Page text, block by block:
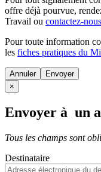
offre déjà pourvue,
Travail ou contactez-nous
Pour toute information
les fiches pratiques du
Annuler
×
Envoyer à un
Tous les champs sont
Destinataire